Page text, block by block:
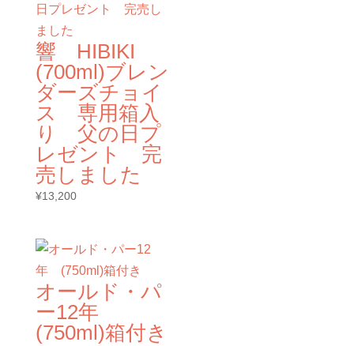
響 HIBIKI
(700ml)ブレン
ダーズチョイ
ス 専用箱入
り 父の日プ
レゼント 完
売しました
¥13,200
オールド・パ
ー12年
(750ml)箱付き